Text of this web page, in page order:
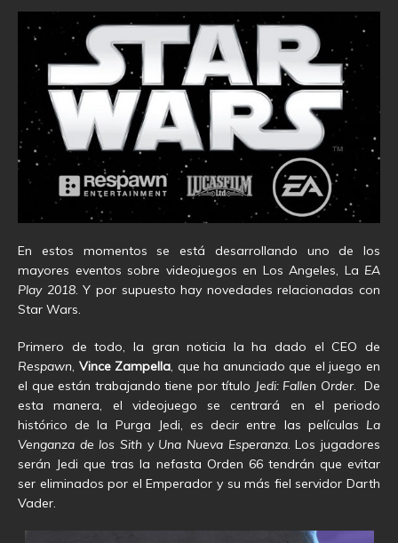
En estos momentos se está desarrollando uno de los
mayores eventos sobre videojuegos en Los Angeles, La EA
Play 2018. Y por supuesto hay novedades relacionadas con
Star Wars.
Primero de todo, la gran noticia la ha dado el CEO de
Respawn, Vince Zampella, que ha anunciado que el juego en
el que están trabajando tiene por título Jedi: Fallen Order. De
esta manera, el videojuego se centrará en el periodo
histórico de la Purga Jedi, es decir entre las películas La
Venganza de los Sith y Una Nueva Esperanza. Los jugadores
serán Jedi que tras la nefasta Orden 66 tendrán que evitar
ser eliminados por el Emperador y su más fiel servidor Darth
Vader.